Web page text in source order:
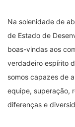
Na solenidade de
de Estado de
boas-vindas aos
verdadeiro espírito
somos capazes de
equipe, superação,
diferenças e